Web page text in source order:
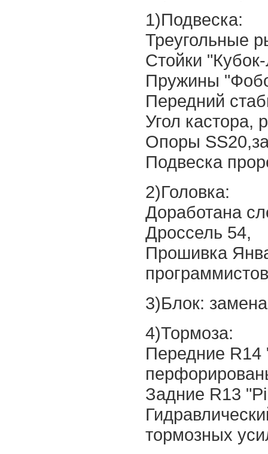
1)Подвеска:
Треугольные
Стойки
Пружины
Передний
Угол кастора,
Опоры
Подвеска
2)Головка:
Доработана
Дроссель 54,
Прошивка
3)Блок:
4)Тормоза:
Передние R14
Задние R13
тормозных